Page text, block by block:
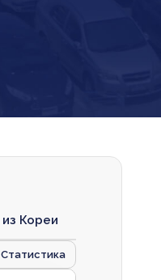
из Кореи
Статистика